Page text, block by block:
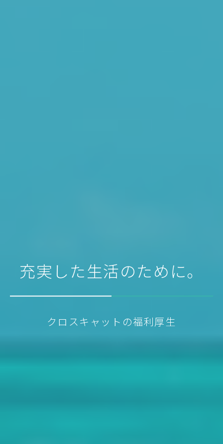
充実した生活のために。
クロスキャットの福利厚生